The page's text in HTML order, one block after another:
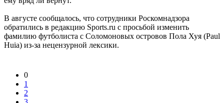
В августе сообщалось, что сотрудники Роскомнадзора
обратились в редакцию Sports.ru с просьбой изменить
фамилию футболиста c Соломоновых островов Пола Хуя (Paul
Huia) из-за нецензурной лексики.
0
1
2